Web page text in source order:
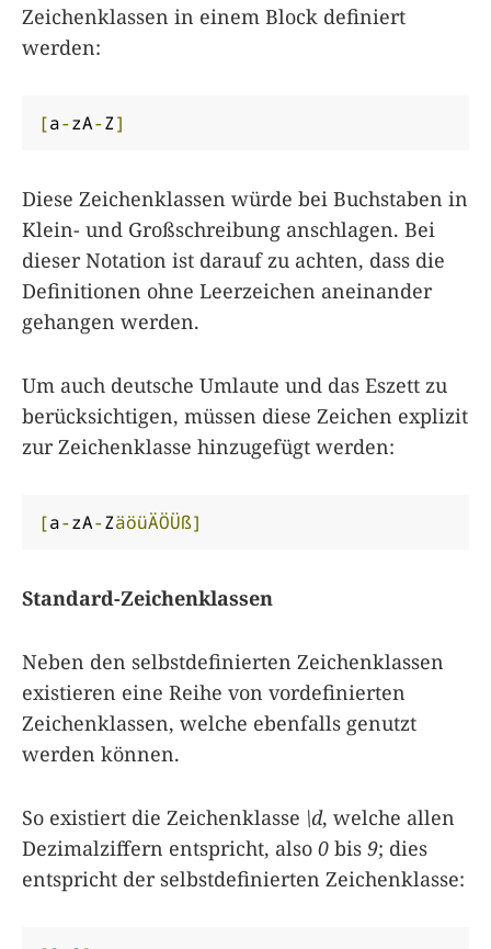
Zeichenklassen in einem Block definiert
werden:
[a-zA-Z]
Diese Zeichenklassen würde bei Buchstaben in
Klein- und Großschreibung anschlagen. Bei
dieser Notation ist darauf zu achten, dass die
Definitionen ohne Leerzeichen aneinander
gehangen werden.
Um auch deutsche Umlaute und das Eszett zu
berücksichtigen, müssen diese Zeichen explizit
zur Zeichenklasse hinzugefügt werden:
[a-zA-ZäöüÄÖÜß]
Standard-Zeichenklassen
Neben den selbstdefinierten Zeichenklassen
existieren eine Reihe von vordefinierten
Zeichenklassen, welche ebenfalls genutzt
werden können.
So existiert die Zeichenklasse \d, welche allen
Dezimalziffern entspricht, also 0 bis 9; dies
entspricht der selbstdefinierten Zeichenklasse: